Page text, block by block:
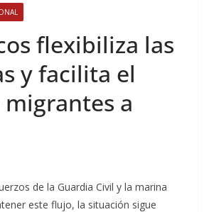
flexibiliza las
y facilita el
migrantes a
de la Guardia Civil y la marina
este flujo, la situación sigue